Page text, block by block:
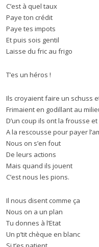
C’est à quel taux
Paye ton crédit
Paye tes impots
Et puis sois gentil
Laisse du fric au frigo
T’es un héros !
Ils croyaient faire un schuss
Frimaient en godillant au
D’un coup ils ont la frousse
A la rescousse pour payer
Nous on s’en fout
De leurs actions
Mais quand ils jouent
C’est nous les pions.
Il nous disent comme ça
Nous on a un plan
Tu donnes à l’Etat
Un p’tit chèque en blanc